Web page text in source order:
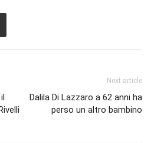
Next article
Dalila Di Lazzaro a 62 anni ha
perso un altro bambino